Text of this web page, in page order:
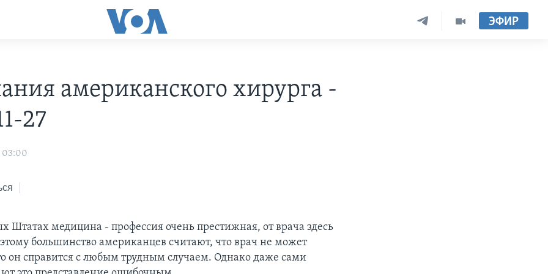
ЭФИР
американского хирурга -
27
03:00
Штатах медицина - профессия очень престижная, от врача здесь
большинство американцев считают, что врач не может
он справится с любым трудным случаем. Однако даже сами